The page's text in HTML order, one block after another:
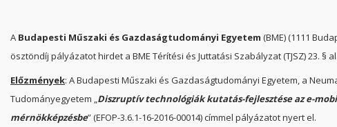
A Budapesti Műszaki és Gazdaságtudományi Egyetem (BME) (1111
ösztöndíj pályázatot hirdet a BME Térítési és Juttatási Szabályzat (TJSZ) 23. §
Előzmények: A Budapesti Műszaki és Gazdaságtudományi Egyetem, a
Tudományegyetem „Diszruptív technológiák kutatás-fejlesztése az e-
mérnökképzésbe” (EFOP-3.6.1-16-2016-00014)címmel pályázatot nyert el.